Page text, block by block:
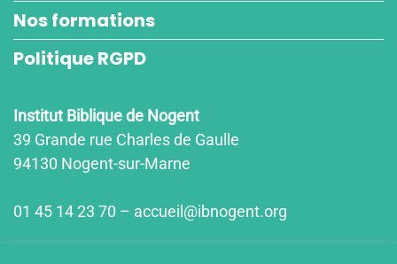
Nos formations
Politique RGPD
Institut Biblique de Nogent
39 Grande rue Charles de Gaulle
94130 Nogent-sur-Marne
01 45 14 23 70 – accueil@ibnogent.org